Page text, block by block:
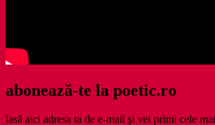
abonează-te la poetic.ro
lasă aici adresa ta de e-mail şi vei primi cele